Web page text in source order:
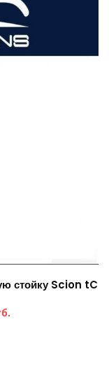
стойку Scion tC
Текущая